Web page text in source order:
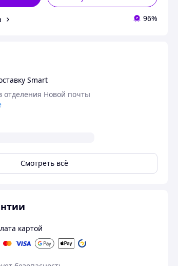
96%
Smart
отделения Новой почты
Смотреть всё
картой